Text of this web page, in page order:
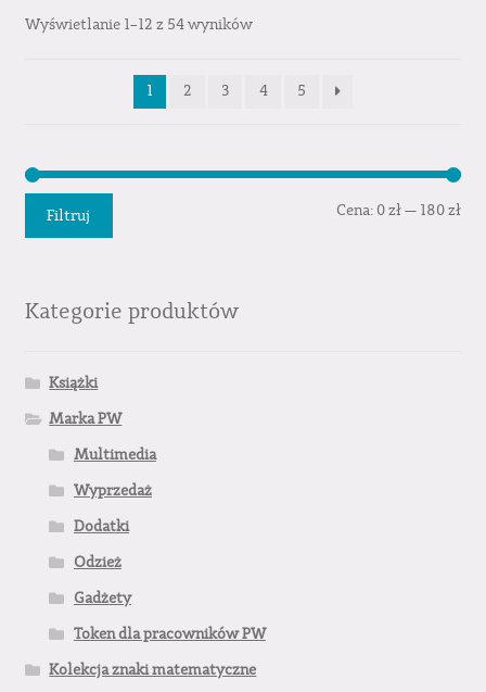
Wyświetlanie 1–12 z 54 wyników
1 2 3 4 5
Filtruj Cena: 0 zł— 180 zł
Kategorie produktów
Książki
Marka PW
Multimedia
Wyprzedaż
Dodatki
Odzież
Gadżety
Token dla pracowników PW
Kolekcja znaki matematyczne